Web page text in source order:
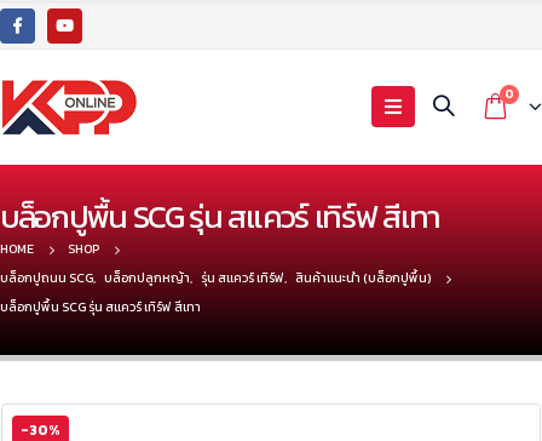
0
บล็อกปูพื้น SCG รุ่น สแควร์ เทิร์ฟ สีเทา
HOME
SHOP
บล็อกปูถนน SCG, บล็อกปลูกหญ้า, รุ่น สแควร์ เทิร์ฟ, สินค้าแนะนำ (บล็อกปูพื้น)
บล็อกปูพื้น SCG รุ่น สแควร์ เทิร์ฟ สีเทา
-30%